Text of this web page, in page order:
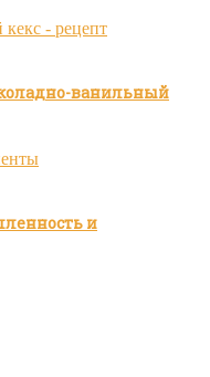
ванильный
и